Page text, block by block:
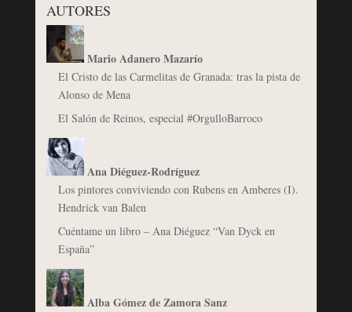
AUTORES
Mario Adanero Mazarío
El Cristo de las Carmelitas de Granada: tras la pista de
Alonso de Mena
El Salón de Reinos, especial #OrgulloBarroco
Ana Diéguez-Rodríguez
Los pintores conviviendo con Rubens en Amberes (I).
Hendrick van Balen
Cuéntame un libro – Ana Diéguez “Van Dyck en
España”
Alba Gómez de Zamora Sanz